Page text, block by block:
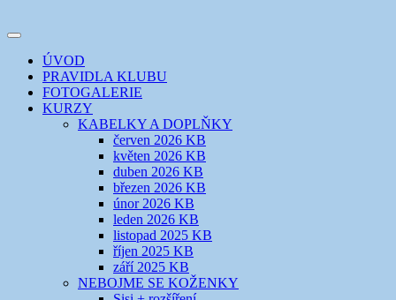
k
webuEVIKLUB
šicí klub
Toggle
navigation
ÚVOD
PRAVIDLA KLUBU
FOTOGALERIE
KURZY
KABELKY A DOPLŇKY
červen 2026 KB
květen 2026 KB
duben 2026 KB
březen 2026 KB
únor 2026 KB
leden 2026 KB
listopad 2025 KB
říjen 2025 KB
září 2025 KB
NEBOJME SE KOŽENKY